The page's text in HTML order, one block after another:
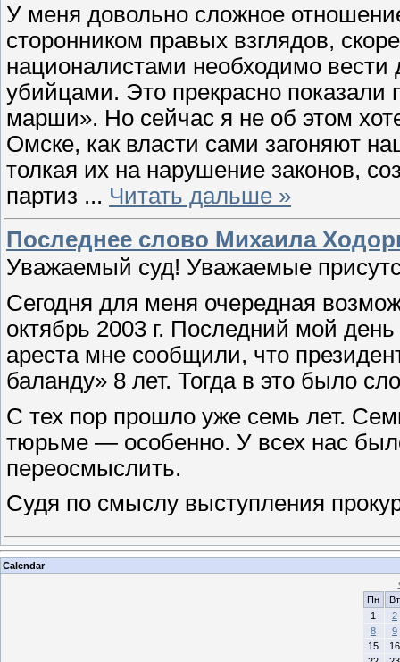
У меня довольно сложное
сторонником правых взглядов,
националистами необходимо вести
убийцами. Это прекрасно показали
марши». Но сейчас я не об этом
Омске, как власти сами загоняют
толкая их на нарушение законов,
партиз ... Читать дальше »
Последнее слово Михаила
Уважаемый суд! Уважаемые
Сегодня для меня очередная
октябрь 2003 г. Последний мой
ареста мне сообщили, что
баланду» 8 лет. Тогда в это было
С тех пор прошло уже семь лет.
тюрьме — особенно. У всех нас
переосмыслить.
Судя по смыслу выступления
Calendar
Пн
Вт
1
2
8
9
15
16